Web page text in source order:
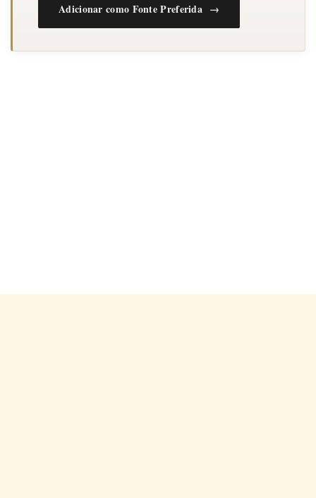
Adicionar como Fonte Preferida →